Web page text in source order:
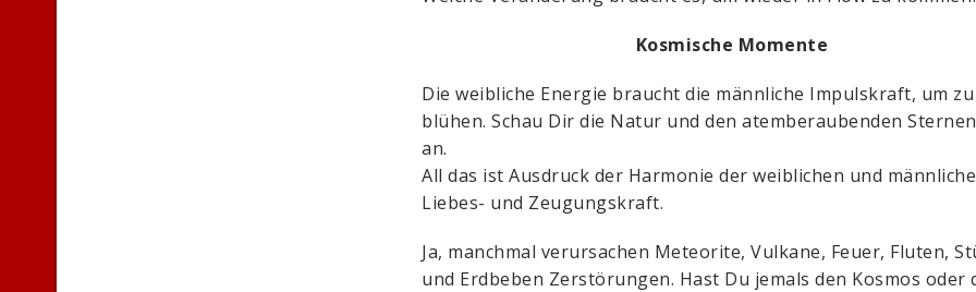
Kosmische Momente
Die weibliche Energie braucht die männliche Impulskraft, um zu
blühen. Schau Dir die Natur und den atemberaubenden
an.
All das ist Ausdruck der Harmonie der weiblichen und
Liebes- und Zeugungskraft.
Ja, manchmal verursachen Meteorite, Vulkane, Feuer, Fluten,
und Erdbeben Zerstörungen. Hast Du jemals den Kosmos oder